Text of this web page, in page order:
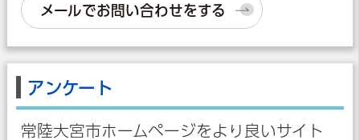
メールでお問い合わせをする
アンケート
常陸大宮市ホームページをより良いサイト